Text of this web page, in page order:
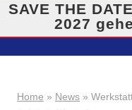
SAVE THE
2027
Home » News»